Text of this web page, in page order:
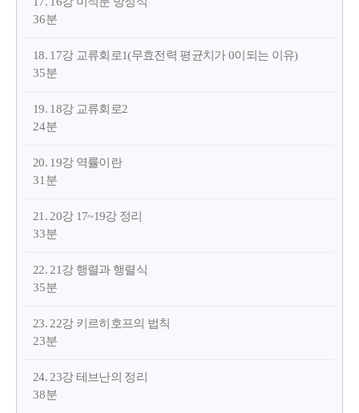
36분
18. 17강 교류회로1(무효전력 평균치가 0이되는 이유)
35분
19. 18강 교류회로2
24분
20. 19강 역률이란
31분
21. 20강 17~19강 정리
33분
22. 21강 행렬과 행렬식
35분
23. 22강 키르히호프의 법칙
23분
24. 23강 테브난의 정리
38분